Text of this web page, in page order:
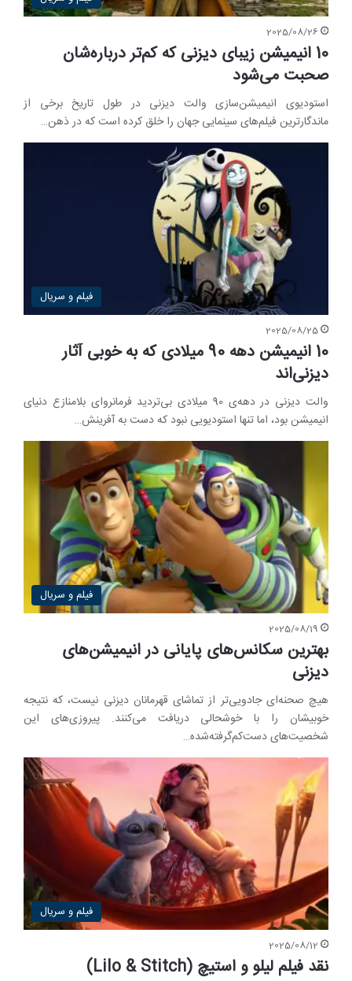
2025/08/26
10 انیمیشن زیبای دیزنی که کم‌تر درباره‌شان
صحبت می‌شود
استودیوی انیمیشن‌سازی والت دیزنی در طول تاریخ برخی از
ماندگارترین فیلم‌های سینمایی جهان را خلق کرده است که در ذهن…
فیلم و سریال
2025/08/25
10 انیمیشن دهه 90 میلادی که به خوبی آثار
دیزنی‌اند
والت دیزنی در دهه‌ی 90 میلادی بی‌تردید فرمانروای بلامنازع دنیای
انیمیشن بود، اما تنها استودیویی نبود که دست به آفرینش…
فیلم و سریال
2025/08/19
بهترین سکانس‌های پایانی در انیمیشن‌های
دیزنی
هیچ صحنه‌ای جادویی‌تر از تماشای قهرمانان دیزنی نیست، که نتیجه
خوبیشان را با خوشحالی دریافت می‌کنند. پیروزی‌های این
شخصیت‌های دست‌کم‌گرفته‌شده…
فیلم و سریال
2025/08/12
نقد فیلم لیلو و استیچ (Lilo & Stitch)